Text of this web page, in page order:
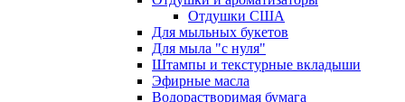
Отдушки США
Для мыльных букетов
Для мыла "с нуля"
Штампы и текстурные вкладыши
Эфирные масла
Водорастворимая бумага